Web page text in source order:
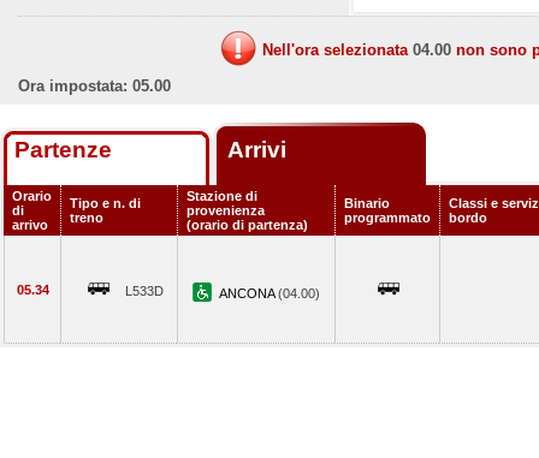
Nell'ora selezionata 04.00 non sono
Ora impostata: 05.00
Partenze Arrivi
Orario
di
arrivo
Tipo e n. di
treno
Stazione di
provenienza
(orario di partenza)
Binario
programmato
Classi e
bordo
05.34 L533D ANCONA(04.00)